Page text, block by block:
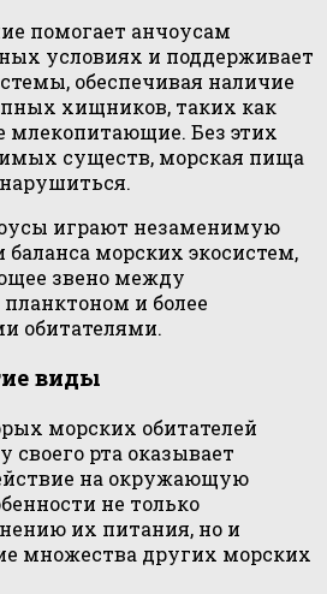
помогает анчоусам
условиях и поддерживает
обеспечивая наличие
хищников, таких как
Без этих
существ, морская пища
играют незаменимую
морских экосистем,
звено между
и более
обитателями.
виды
морских обитателей
своего рта оказывает
на окружающую
не только
их питания, но и
множества других морских